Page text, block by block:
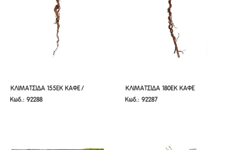
ΚΛΙΜΑΤΣΙΔΑ 155ΕΚ ΚΑΦΕ/
ΠΡΑΣΙΝΟ
ΚΛΙΜΑΤΣΙΔΑ 155ΕΚ ΚΑΦΕ/
ΠΡΑΣΙΝΟ
Κωδ.: 92288
ΚΛΙΜΑΤΣΙΔΑ 180ΕΚ ΚΑΦΕ
ΚΛΙΜΑΤΣΙΔΑ 180ΕΚ ΚΑΦΕ
Κωδ.: 92287